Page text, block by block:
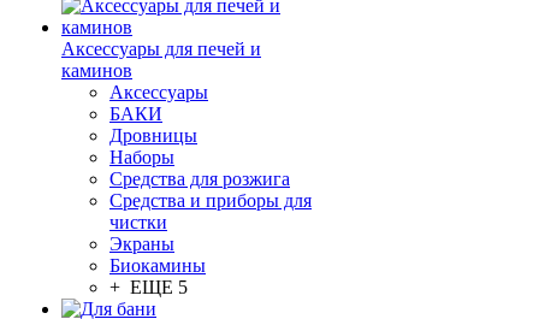
Аксессуары для печей и
каминов
Аксессуары
БАКИ
Дровницы
Наборы
Средства для розжига
Средства и приборы для
чистки
Экраны
Биокамины
+ ЕЩЕ 5